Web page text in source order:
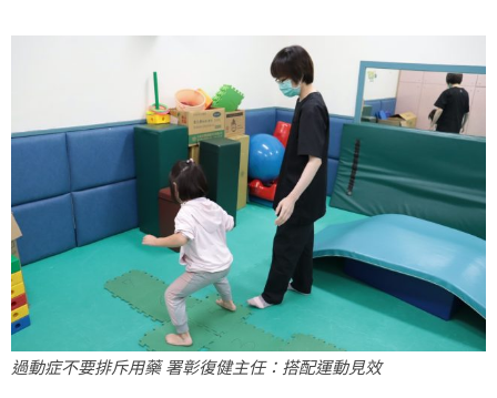
過動症不要排斥用藥 署彰復健主任：搭配運動見效